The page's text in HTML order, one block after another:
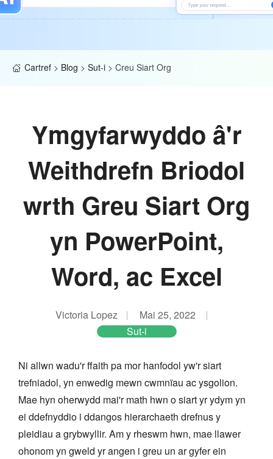
Cartref > Blog > Sut-i > Creu Siart Org
Ymgyfarwyddo â'r
Weithdrefn Briodol
wrth Greu Siart Org
yn PowerPoint,
Word, ac Excel
Victoria Lopez
Mai 25, 2022
Sut-i
Ni allwn wadu'r ffaith pa mor hanfodol yw'r siart
trefniadol, yn enwedig mewn cwmnïau ac ysgolion.
Mae hyn oherwydd mai'r math hwn o siart yr ydym yn
ei ddefnyddio i ddangos hierarchaeth drefnus y
pleidiau a grybwyllir. Am y rheswm hwn, mae llawer
ohonom yn gweld yr angen i greu un ar gyfer ein